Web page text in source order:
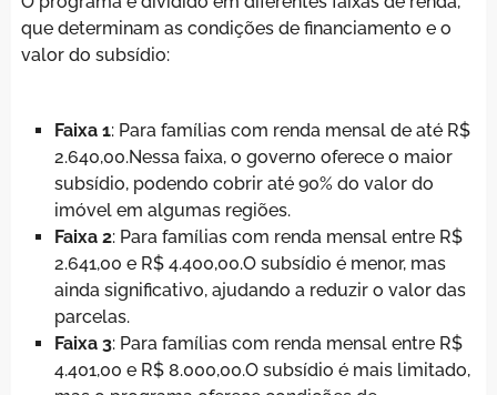
que determinam as condições de financiamento e o
valor do subsídio:
Faixa 1: Para famílias com renda mensal de até R$
2.640,00.Nessa faixa, o governo oferece o maior
subsídio, podendo cobrir até 90% do valor do
imóvel em algumas regiões.
Faixa 2: Para famílias com renda mensal entre R$
2.641,00 e R$ 4.400,00.O subsídio é menor, mas
ainda significativo, ajudando a reduzir o valor das
parcelas.
Faixa 3: Para famílias com renda mensal entre R$
4.401,00 e R$ 8.000,00.O subsídio é mais limitado,